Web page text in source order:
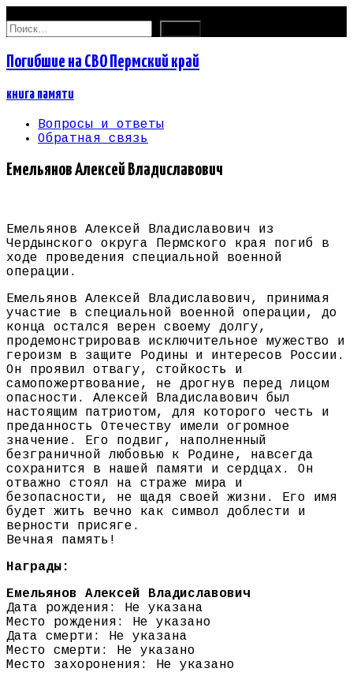
Найти:
Погибшие на СВО Пермский край
книга памяти
Вопросы и ответы
Обратная связь
Емельянов Алексей Владиславович
Емельянов Алексей Владиславович из
Чердынского округа Пермского края погиб в
ходе проведения специальной военной
операции.
Емельянов Алексей Владиславович, принимая
участие в специальной военной операции, до
конца остался верен своему долгу,
продемонстрировав исключительное мужество и
героизм в защите Родины и интересов России.
Он проявил отвагу, стойкость и
самопожертвование, не дрогнув перед лицом
опасности. Алексей Владиславович был
настоящим патриотом, для которого честь и
преданность Отечеству имели огромное
значение. Его подвиг, наполненный
безграничной любовью к Родине, навсегда
сохранится в нашей памяти и сердцах. Он
отважно стоял на страже мира и
безопасности, не щадя своей жизни. Его имя
будет жить вечно как символ доблести и
верности присяге.
Вечная память!
Награды:
Емельянов Алексей Владиславович
Дата рождения: Не указана
Место рождения: Не указано
Дата смерти: Не указана
Место смерти: Не указано
Место захоронения: Не указано